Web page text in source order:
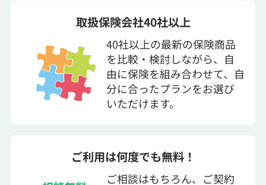
40社以上の最新の保険商品
を比較・検討しながら、自
由に保険を組み合わせて、自
分に合ったプランをお選び
いただけます。
取扱保険会社40社以上
ご相談はもちろん、ご契約
ご利用は何度でも無料！